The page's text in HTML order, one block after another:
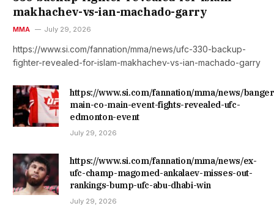
makhachev-vs-ian-machado-garry
MMA July 29, 2026
https://www.si.com/fannation/mma/news/ufc-330-backup-
fighter-revealed-for-islam-makhachev-vs-ian-machado-garry
https://www.si.com/fannation/mma/news/
main-co-main-event-fights-revealed-ufc-
edmonton-event
July 29, 2026
https://www.si.com/fannation/mma/news/ex-
ufc-champ-magomed-ankalaev-misses-out-
rankings-bump-ufc-abu-dhabi-win
July 29, 2026